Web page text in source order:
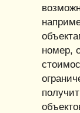
номер,